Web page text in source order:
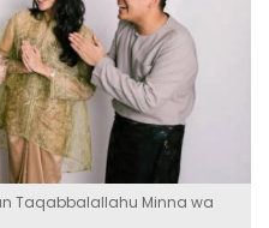
Taqabbalallahu Minna wa